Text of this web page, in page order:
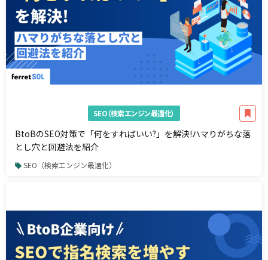
SEO（検索エンジン最適化）
BtoBのSEO対策で「何をすればいい?」を解決!ハマりがちな落
とし穴と回避法を紹介
SEO（検索エンジン最適化）